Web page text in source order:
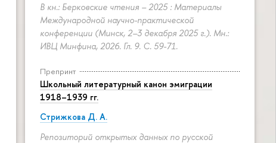
В кн.: Берковские чтения – 2025 : Материалы
Международной научно-практической
конференции (Минск, 2–3 декабря 2025 г.). Мн.:
ИВЦ Минфина, 2026. Гл. 9. С. 59-71.
Препринт
Школьный литературный канон эмиграции
1918–1939 гг.
Стрижкова Д. А.
Репозиторий открытых данных по русской